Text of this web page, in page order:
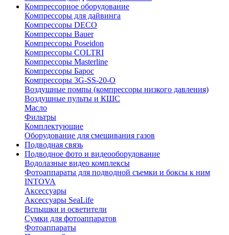
Компрессорное оборудование
Компрессоры для дайвинга
Компрессоры DECO
Компрессоры Bauer
Компрессоры Poseidon
Компрессоры COLTRI
Компрессоры Masterline
Компрессоры Барос
Компрессоры 3G-SS-20-O
Воздушные помпы (компрессоры низкого давления)
Воздушные пульты и КШС
Масло
Фильтры
Комплектующие
Оборудование для смешивания газов
Подводная связь
Подводное фото и видеооборудование
Водолазные видео комплексы
Фотоаппараты для подводной съемки и боксы к ним
INTOVA
Аксессуары
Аксессуары SeaLife
Вспышки и осветители
Сумки для фотоаппаратов
Фотоаппараты